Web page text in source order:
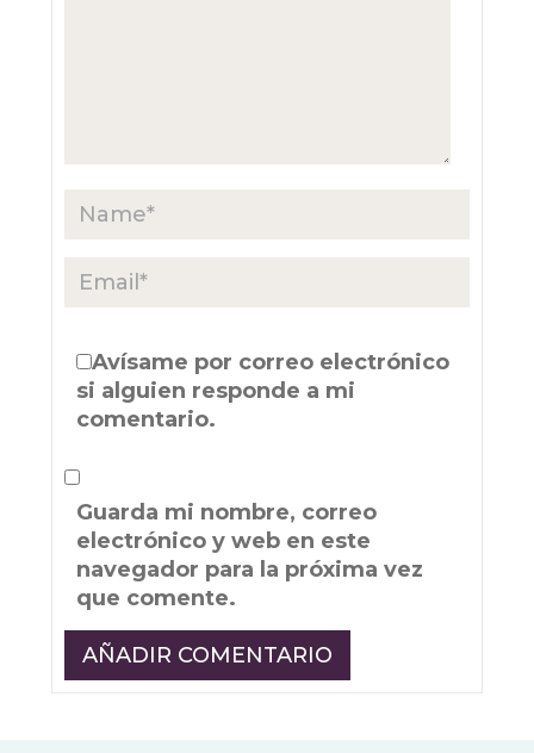
Avísame por correo electrónico
si alguien responde a mi
comentario.
Guarda mi nombre, correo
electrónico y web en este
navegador para la próxima vez
que comente.